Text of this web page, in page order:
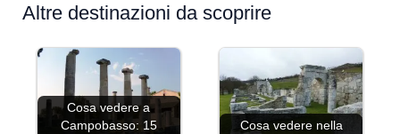
Altre destinazioni da scoprire
Cosa vedere a
Campobasso: 15
Cosa vedere nella